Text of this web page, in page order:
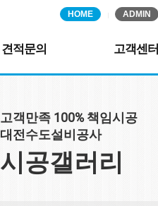
HOME ADMIN
견적문의 고객센터
고객만족 100% 책임시공
대전수도설비공사
시공갤러리